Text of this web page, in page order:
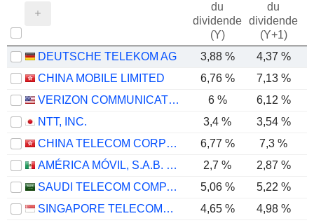
du
dividende
(Y)
du
dividende
(Y+1)
DEUTSCHE TELEKOM AG 3,88 % 4,37 %
CHINA MOBILE LIMITED
6,76 % 7,13 %
VERIZON COMMUNICATIONS, INC.
6 % 6,12 %
NTT, INC.
3,4 % 3,54 %
CHINA TELECOM CORPORATION LIMITED
6,77 %
7,3 %
AMÉRICA MÓVIL, S.A.B. DE C.V.
2,7 % 2,87 %
SAUDI TELECOM COMPANY
5,06 %
5,22 %
SINGAPORE TELECOMMUNICATIONS LIMITED
4,65 % 4,98 %